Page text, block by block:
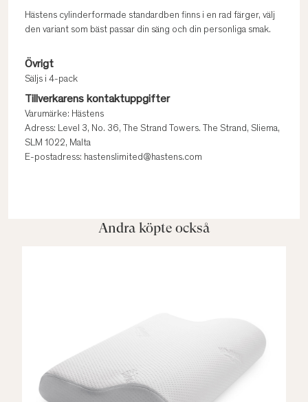
Hästens cylinderformade standardben finns i en rad färger, välj
den variant som bäst passar din säng och din personliga smak.
Övrigt
Säljs i 4-pack
Tillverkarens kontaktuppgifter
Varumärke: Hästens
Adress: Level 3, No. 36, The Strand Towers. The Strand, Sliema,
SLM 1022, Malta
E-postadress: hastenslimited@hastens.com
Andra köpte också